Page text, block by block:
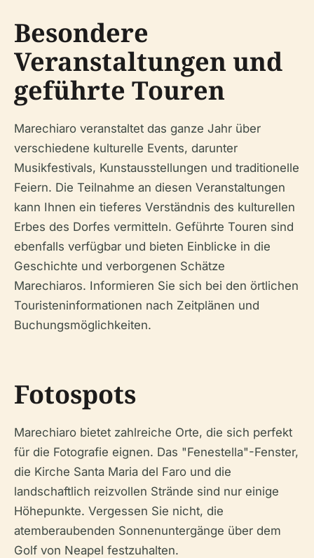
Besondere
Veranstaltungen und
geführte Touren
Marechiaro veranstaltet das ganze Jahr über
verschiedene kulturelle Events, darunter
Musikfestivals, Kunstausstellungen und traditionelle
Feiern. Die Teilnahme an diesen Veranstaltungen
kann Ihnen ein tieferes Verständnis des kulturellen
Erbes des Dorfes vermitteln. Geführte Touren sind
ebenfalls verfügbar und bieten Einblicke in die
Geschichte und verborgenen Schätze
Marechiaros. Informieren Sie sich bei den örtlichen
Touristeninformationen nach Zeitplänen und
Buchungsmöglichkeiten.
Fotospots
Marechiaro bietet zahlreiche Orte, die sich perfekt
für die Fotografie eignen. Das "Fenestella"-Fenster,
die Kirche Santa Maria del Faro und die
landschaftlich reizvollen Strände sind nur einige
Höhepunkte. Vergessen Sie nicht, die
atemberaubenden Sonnenuntergänge über dem
Golf von Neapel festzuhalten.